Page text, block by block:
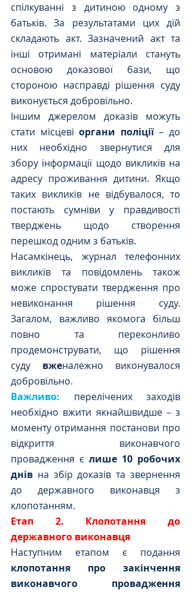
спілкуванні з дитиною одному з
батьків. За результатами цих дій
складають акт. Зазначений акт та
інші отримані матеріали стануть
основою доказової бази, що
стороною насправді рішення суду
виконується добровільно.
Іншим джерелом доказів можуть
стати місцеві органи поліції – до
них необхідно звернутися для
збору інформації щодо викликів на
адресу проживання дитини. Якщо
таких викликів не відбувалося, то
постають сумніви у правдивості
тверджень щодо створення
перешкод одним з батьків.
Насамкінець, журнал телефонних
викликів та повідомлень також
може спростувати твердження про
невиконання рішення суду.
Загалом, важливо якомога більш
повно та переконливо
продемонструвати, що рішення
суду вженалежно виконувалося
добровільно.
Важливо: перелічених заходів
необхідно вжити якнайшвидше – з
моменту отримання постанови про
відкриття виконавчого
провадження є лише 10 робочих
днів на збір доказів та звернення
до державного виконавця з
клопотанням.
Етап 2. Клопотання до
державного виконавця
клопотання про закінчення
виконавчого провадження